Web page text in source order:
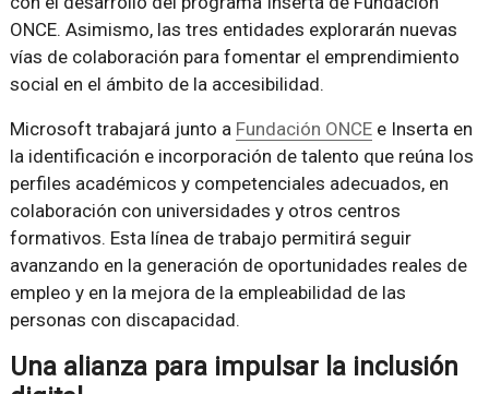
ONCE. Asimismo, las tres entidades explorarán nuevas
vías de colaboración para fomentar el emprendimiento
social en el ámbito de la accesibilidad.
Microsoft trabajará junto a Fundación ONCEe Inserta en
la identificación e incorporación de talento que reúna los
perfiles académicos y competenciales adecuados, en
colaboración con universidades y otros centros
formativos. Esta línea de trabajo permitirá seguir
avanzando en la generación de oportunidades reales de
empleo y en la mejora de la empleabilidad de las
personas con discapacidad.
Una alianza para impulsar la inclusión